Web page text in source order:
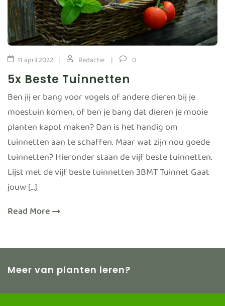
11 april 2022 Redactie 0
5x Beste Tuinnetten
Ben jij er bang voor vogels of andere dieren bij je
moestuin komen, of ben je bang dat dieren je mooie
planten kapot maken? Dan is het handig om
tuinnetten aan te schaffen. Maar wat zijn nou goede
tuinnetten? Hieronder staan de vijf beste tuinnetten.
Lijst met de vijf beste tuinnetten 3BMT Tuinnet Gaat
jouw […]
Read More
Meer van planten leren?